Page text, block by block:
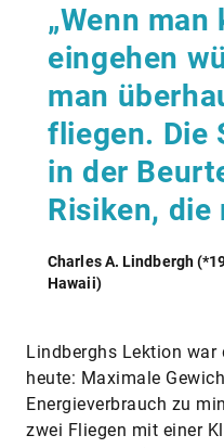
„Wenn
eingehen
man
fliegen. Die
in der
Risiken, die
Charles A. Lindbergh
Hawaii)
Lindberghs Lektion
heute: Maximale
Energieverbrauch zu
zwei Fliegen mit einer